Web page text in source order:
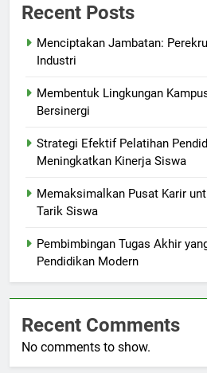
Recent Posts
Menciptakan Jambatan:
Industri
Membentuk Lingkungan
Bersinergi
Strategi Efektif Pelatihan
Meningkatkan Kinerja Siswa
Memaksimalkan Pusat Karir
Tarik Siswa
Pembimbingan Tugas Akhir
Pendidikan Modern
Recent Comments
No comments to show.